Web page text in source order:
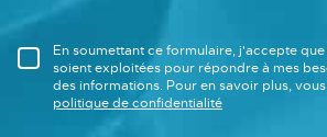
En soumettant ce formulaire, j'accepte
soient exploitées pour répondre à mes
des informations. Pour en savoir plus,
politique de confidentialité